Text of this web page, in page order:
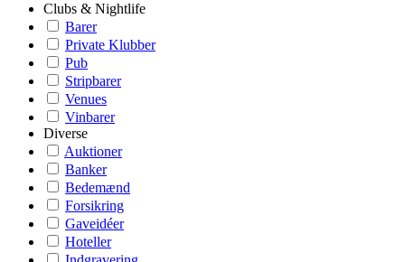
Clubs & Nightlife
Barer
Private Klubber
Pub
Stripbarer
Venues
Vinbarer
Diverse
Auktioner
Banker
Bedemænd
Forsikring
Gaveidéer
Hoteller